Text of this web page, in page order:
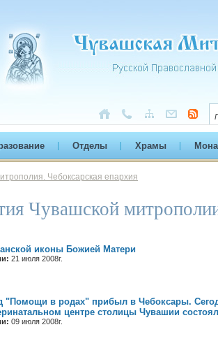
Отделы Храмы
Чебоксарская епархия
Чувашской
иконы Божией Матери
21 июля 2008г.
"Помощи в родах" прибыл в Чебоксары.
центре столицы Чувашии
09 июля 2008г.